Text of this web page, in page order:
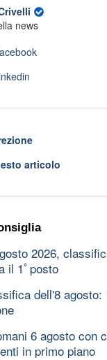
news
articolo
2026,
il 1ﾟposto
dell'8 agosto:
6 agosto con
in primo piano